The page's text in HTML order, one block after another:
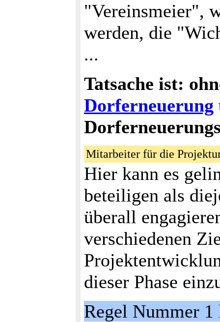
"Vereinsmeier",
werden, die
...
Tatsache ist:
Dorferneuerung
Mitarbeiter für die
Hier kann es
beteiligen als
überall
verschiedenen
dieser Phase
Regel Nummer 1